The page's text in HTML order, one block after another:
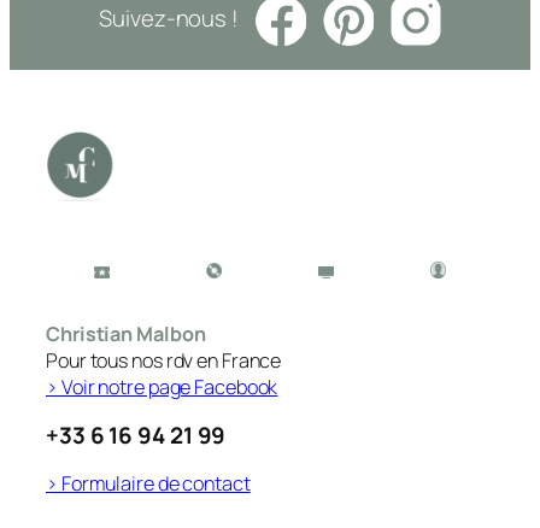
Suivez-nous !
Christian Malbon
Pour tous nos rdv en France
> Voir notre page Facebook
+33 6 16 94 21 99
> Formulaire de contact